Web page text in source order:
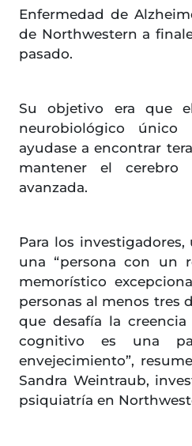
Enfermedad de
de Northwestern a
pasado.
Su objetivo era que
neurobiológico único
ayudase a encontrar
mantener el
avanzada.
Para los investigadores,
una “persona con un
memorístico
personas al menos tres
que desafía la
cognitivo es una
envejecimiento”,
Sandra Weintraub,
psiquiatría en